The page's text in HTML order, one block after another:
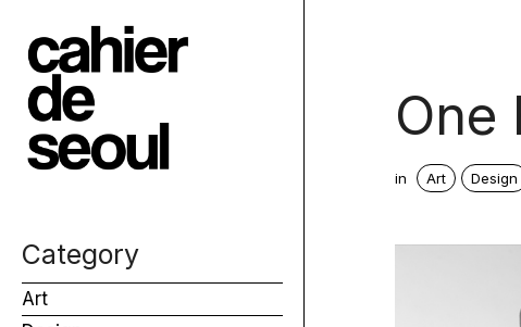
Category
Art
One
in Art Design